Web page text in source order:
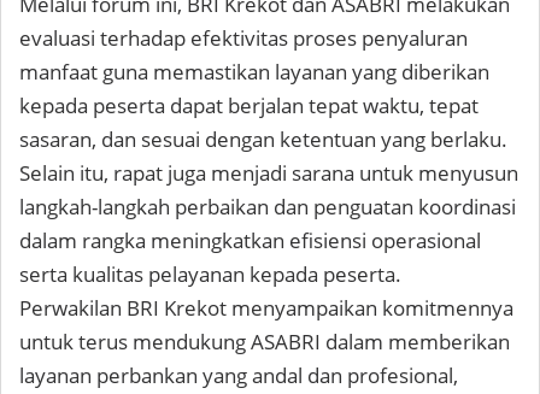
evaluasi terhadap efektivitas proses penyaluran
manfaat guna memastikan layanan yang diberikan
kepada peserta dapat berjalan tepat waktu, tepat
sasaran, dan sesuai dengan ketentuan yang berlaku.
Selain itu, rapat juga menjadi sarana untuk menyusun
langkah-langkah perbaikan dan penguatan koordinasi
dalam rangka meningkatkan efisiensi operasional
serta kualitas pelayanan kepada peserta.
Perwakilan BRI Krekot menyampaikan komitmennya
untuk terus mendukung ASABRI dalam memberikan
layanan perbankan yang andal dan profesional,